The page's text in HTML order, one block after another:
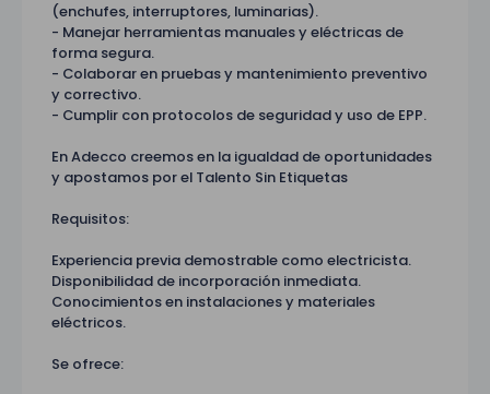
(enchufes, interruptores, luminarias).
- Manejar herramientas manuales y eléctricas de
forma segura.
- Colaborar en pruebas y mantenimiento preventivo
y correctivo.
- Cumplir con protocolos de seguridad y uso de EPP.
En Adecco creemos en la igualdad de oportunidades
y apostamos por el Talento Sin Etiquetas
Requisitos:
Experiencia previa demostrable como electricista.
Disponibilidad de incorporación inmediata.
Conocimientos en instalaciones y materiales
eléctricos.
Se ofrece: